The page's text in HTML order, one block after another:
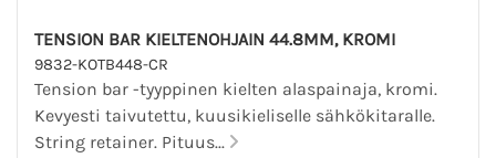
TENSION BAR KIELTENOHJAIN 44.8MM, KROMI
9832-KOTB448-CR
Tension bar -tyyppinen kielten alaspainaja, kromi.
Kevyesti taivutettu, kuusikieliselle sähkökitaralle.
String retainer. Pituus...